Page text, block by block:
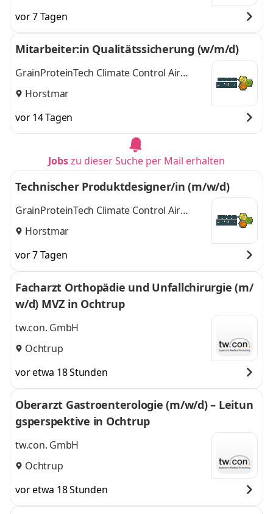
vor 7 Tagen
Mitarbeiter:in Qualitätssicherung (w/m/d)
GrainProteinTech Climate Control Air
Treatment Germany GmbH
Horstmar
vor 14 Tagen
Jobszu dieser Suche per Mail erhalten
Technischer Produktdesigner/in (m/w/d)
GrainProteinTech Climate Control Air
Treatment Germany GmbH
Horstmar
vor 7 Tagen
Facharzt Orthopädie und Unfallchirurgie (m/
w/d) MVZ in Ochtrup
tw.con. GmbH
Ochtrup
vor etwa 18 Stunden
Oberarzt Gastroenterologie (m/w/d) – Leitun
gsperspektive in Ochtrup
tw.con. GmbH
Ochtrup
vor etwa 18 Stunden